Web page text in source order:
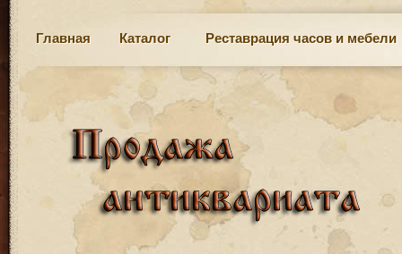
Главная Каталог Реставрация часов и мебели